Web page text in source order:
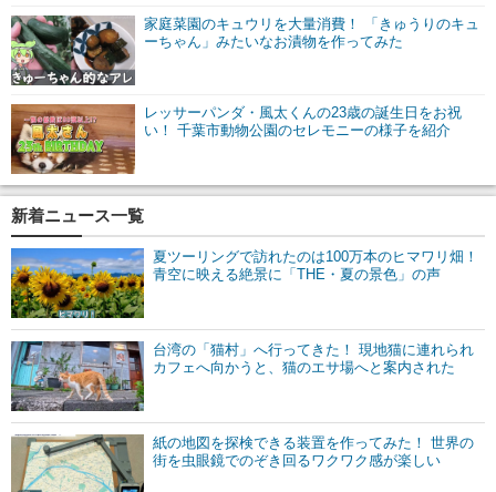
家庭菜園のキュウリを大量消費！ 「きゅうりのキュ
ーちゃん」みたいなお漬物を作ってみた
レッサーパンダ・風太くんの23歳の誕生日をお祝
い！ 千葉市動物公園のセレモニーの様子を紹介
新着ニュース一覧
夏ツーリングで訪れたのは100万本のヒマワリ畑！
青空に映える絶景に「THE・夏の景色」の声
台湾の「猫村」へ行ってきた！ 現地猫に連れられ
カフェへ向かうと、猫のエサ場へと案内された
紙の地図を探検できる装置を作ってみた！ 世界の
街を虫眼鏡でのぞき回るワクワク感が楽しい